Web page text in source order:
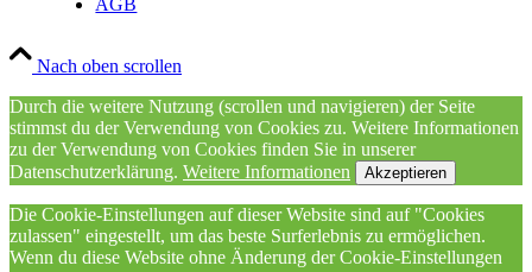
AGB
Nach oben scrollen
Durch die weitere Nutzung (scrollen und navigieren) der Seite
stimmst du der Verwendung von Cookies zu. Weitere Informationen
zu der Verwendung von Cookies finden Sie in unserer
Datenschutzerklärung. Weitere Informationen Akzeptieren
Die Cookie-Einstellungen auf dieser Website sind auf "Cookies
zulassen" eingestellt, um das beste Surferlebnis zu ermöglichen.
Wenn du diese Website ohne Änderung der Cookie-Einstellungen